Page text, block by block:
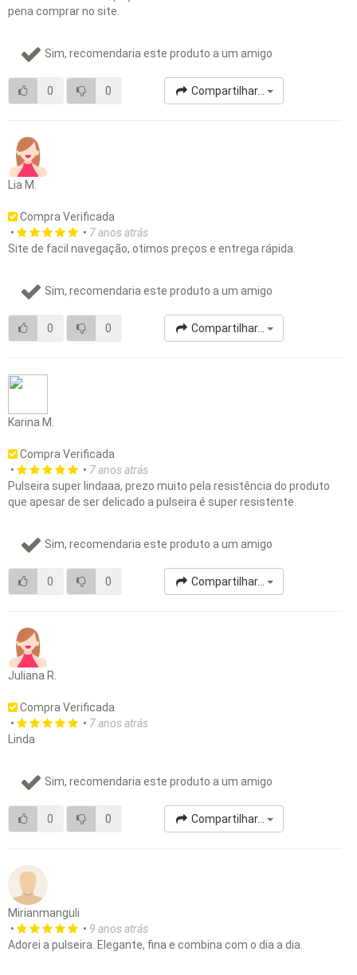
pena comprar no site.
Sim, recomendaria este produto a um amigo
0 0 Compartilhar...
Lia M.
Compra Verificada
•
• 7 anos atrás
Site de facil navegação, otimos preços e entrega rápida.
Sim, recomendaria este produto a um amigo
0 0 Compartilhar...
Karina M.
Compra Verificada
•
• 7 anos atrás
Pulseira super lindaaa, prezo muito pela resistência do produto
que apesar de ser delicado a pulseira é super resistente.
Sim, recomendaria este produto a um amigo
0 0 Compartilhar...
Juliana R.
Compra Verificada
•
• 7 anos atrás
Linda
Sim, recomendaria este produto a um amigo
0 0 Compartilhar...
Mirianmanguli
•
• 9 anos atrás
Adorei a pulseira. Elegante, fina e combina com o dia a dia.